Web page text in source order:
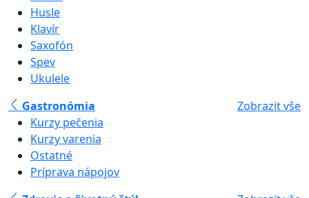
Husle
Klavír
Saxofón
Spev
Ukulele
Gastronómia
Zobrazit vše
Kurzy pečenia
Kurzy varenia
Ostatné
Príprava nápojov